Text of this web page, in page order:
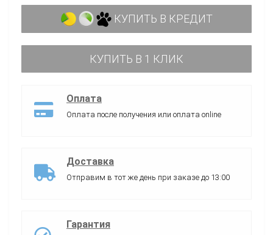
КУПИТЬ В КРЕДИТ
КУПИТЬ В 1 КЛИК
Оплата
Оплата после получения или оплата online
Доставка
Отправим в тот же день при заказе до 13:00
Гарантия